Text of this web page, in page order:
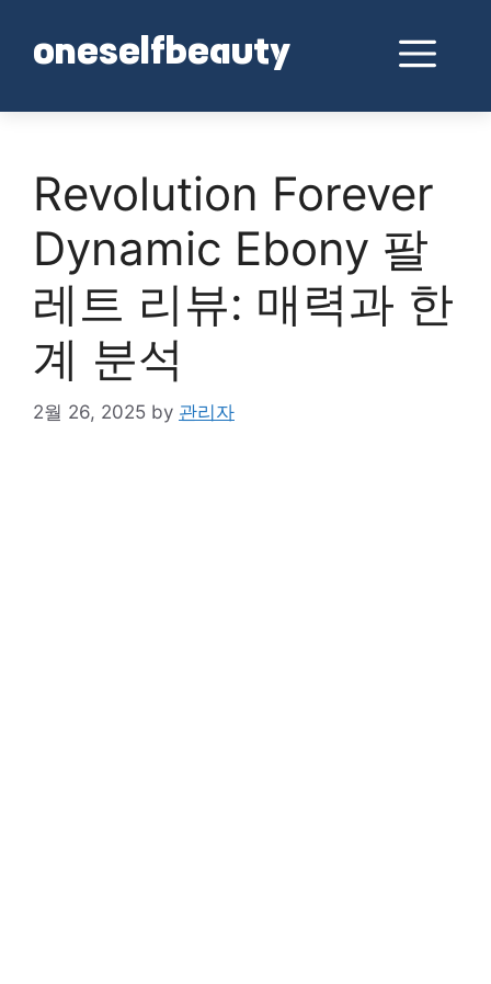
contentoneselfbeauty
Revolution Forever
Dynamic Ebony 팔
레트 리뷰: 매력과 한
계 분석
2월 26, 2025 by 관리자